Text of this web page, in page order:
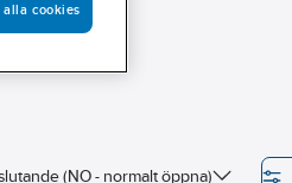
(NO - normalt öppna)
alla cookies